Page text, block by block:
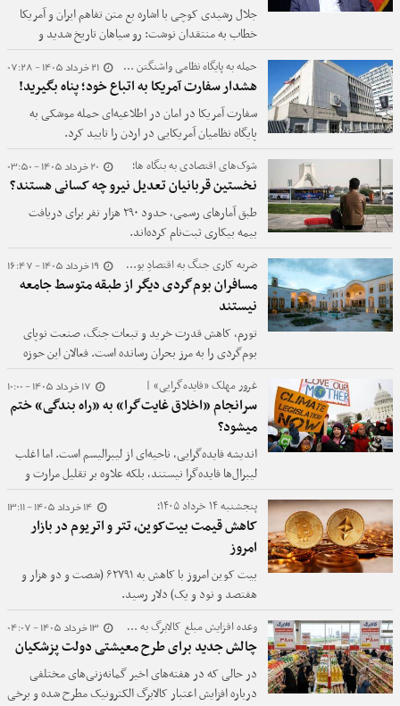
جلال رشیدی کوچی با اشاره بع متن تفاهم ایران و آمریکا
خطاب به منتقدان نوشت: رو سیاهان تاریخ شدید و
امیدوارم قوه قضائیه و نهاد‌های امنیتی با برخورد درست و
صحیح با این جماعت نشان دهند در برخوردها دوگانه عمل
نمی‌کنند.
21 خرداد 1405 - 07:28 حمله به پایگاه نظامی واشنگتن در اردن ؛
هشدار سفارت آمریکا به اتباع خود؛ پناه بگیرید!
سفارت آمریکا در امان در اطلاعیه‌ای حمله موشکی به
پایگاه نظامیان آمریکایی در اردن را تایید کرد.
20 خرداد 1405 - 03:50 شوک‌های اقتصادی به بنگاه ها؛
نخستین قربانیان تعدیل نیرو چه کسانی هستند؟
طبق آمارهای رسمی، حدود ۲۹۰ هزار نفر برای دریافت
بیمه بیکاری ثبت‌نام کرده‌اند.
19 خرداد 1405 - 16:47 ضربه کاری جنگ به اقتصادِ بوم‌گردی‌ |
مسافران بوم‌گردی دیگر از طبقه متوسط جامعه
نیستند
تورم، کاهش قدرت خرید و تبعات جنگ، صنعت نوپای
بوم‌گردی را به مرز بحران رسانده است. فعالان این حوزه
می‌گویند اقامتگاه‌ها با افت شدید مسافر، کاهش درآمد و
خطر تعدیل نیرو مواجه‌اند؛ شرایطی که سفر را از اولویت
بسیاری از خانوارها خارج کرده و شماری از بوم‌گردی‌ها را
در آستانه تعطیلی قرار داده است.
17 خرداد 1405 - 10:00 غرورِ مهلک «فایده‌گرایی» |
سرانجام «اخلاق غایت‌گرا» به «راه بندگی» ختم
میشود؟
اندیشه فایده‌گرایی، ناحیه‌ای از لیبرالیسم است. اما اغلب
لیبرال‌ها فایده‌گرا نیستند، بلکه علاوه بر تقلیل مرارت و
بیشینه کردن خشنودی انسان‌ها، برای تقریر حقیقت و
رهایی انسان نیز می‌کوشند. اندیشه فایده‌گرایی با تمرکز
صرف بر نتیجه عمل انسان، به اصول بنیادی اخلاق صدمه
می‌زند. در این دیدگاه، هیچ کاری به خودی خود خوب یا
بد نیست؛ بلکه ارزش آن‌ها بسته به نتیجه است. به
تعبیری، دستگاه اخلاقی فایده‌گرایان، «غایت‌گرا» است.
14 خرداد 1405 - 13:11 پنجشنبه ۱۴ خرداد ۱۴۰۵؛
کاهش قیمت بیت‌کوین، تتر و اتریوم در بازار
امروز
بیت کوین امروز با کاهش به ۶۲۷۹۱ (شصت و دو هزار و
هفتصد و نود و یک) دلار رسید.
13 خرداد 1405 - 04:07 وعده افزایش مبلغ کالابرگ به کجا رسید؟
چالش جدید برای طرح معیشتی دولت پزشکیان
در حالی که در هفته‌های اخیر گمانه‌زنی‌های مختلفی
درباره افزایش اعتبار کالابرگ الکترونیک مطرح شده و برخی